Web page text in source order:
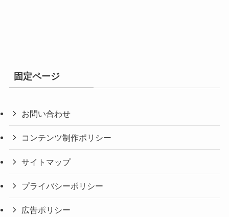
固定ページ
お問い合わせ
コンテンツ制作ポリシー
サイトマップ
プライバシーポリシー
広告ポリシー